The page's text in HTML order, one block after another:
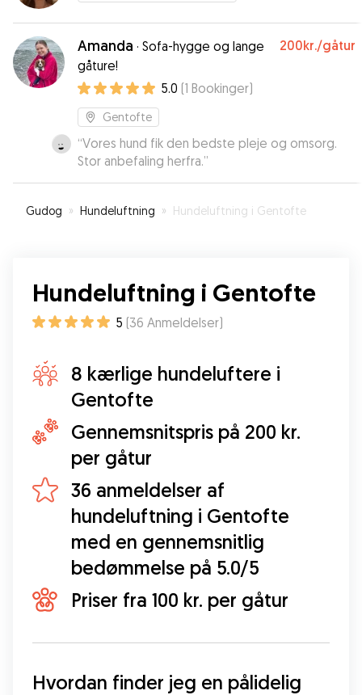
Amanda · Sofa-hygge og lange
gåture!
200kr./gåtur
5.0 (1 Bookinger)
Gentofte
“Vores hund fik den bedste pleje og omsorg.
Stor anbefaling herfra.”
Gudog » Hundeluftning » Hundeluftning i Gentofte
Hundeluftning i Gentofte
5 (36 Anmeldelser)
8 kærlige hundeluftere i
Gentofte
Gennemsnitspris på 200 kr.
per gåtur
36 anmeldelser af
hundeluftning i Gentofte
med en gennemsnitlig
bedømmelse på 5.0/5
Priser fra 100 kr. per gåtur
Hvordan finder jeg en pålidelig